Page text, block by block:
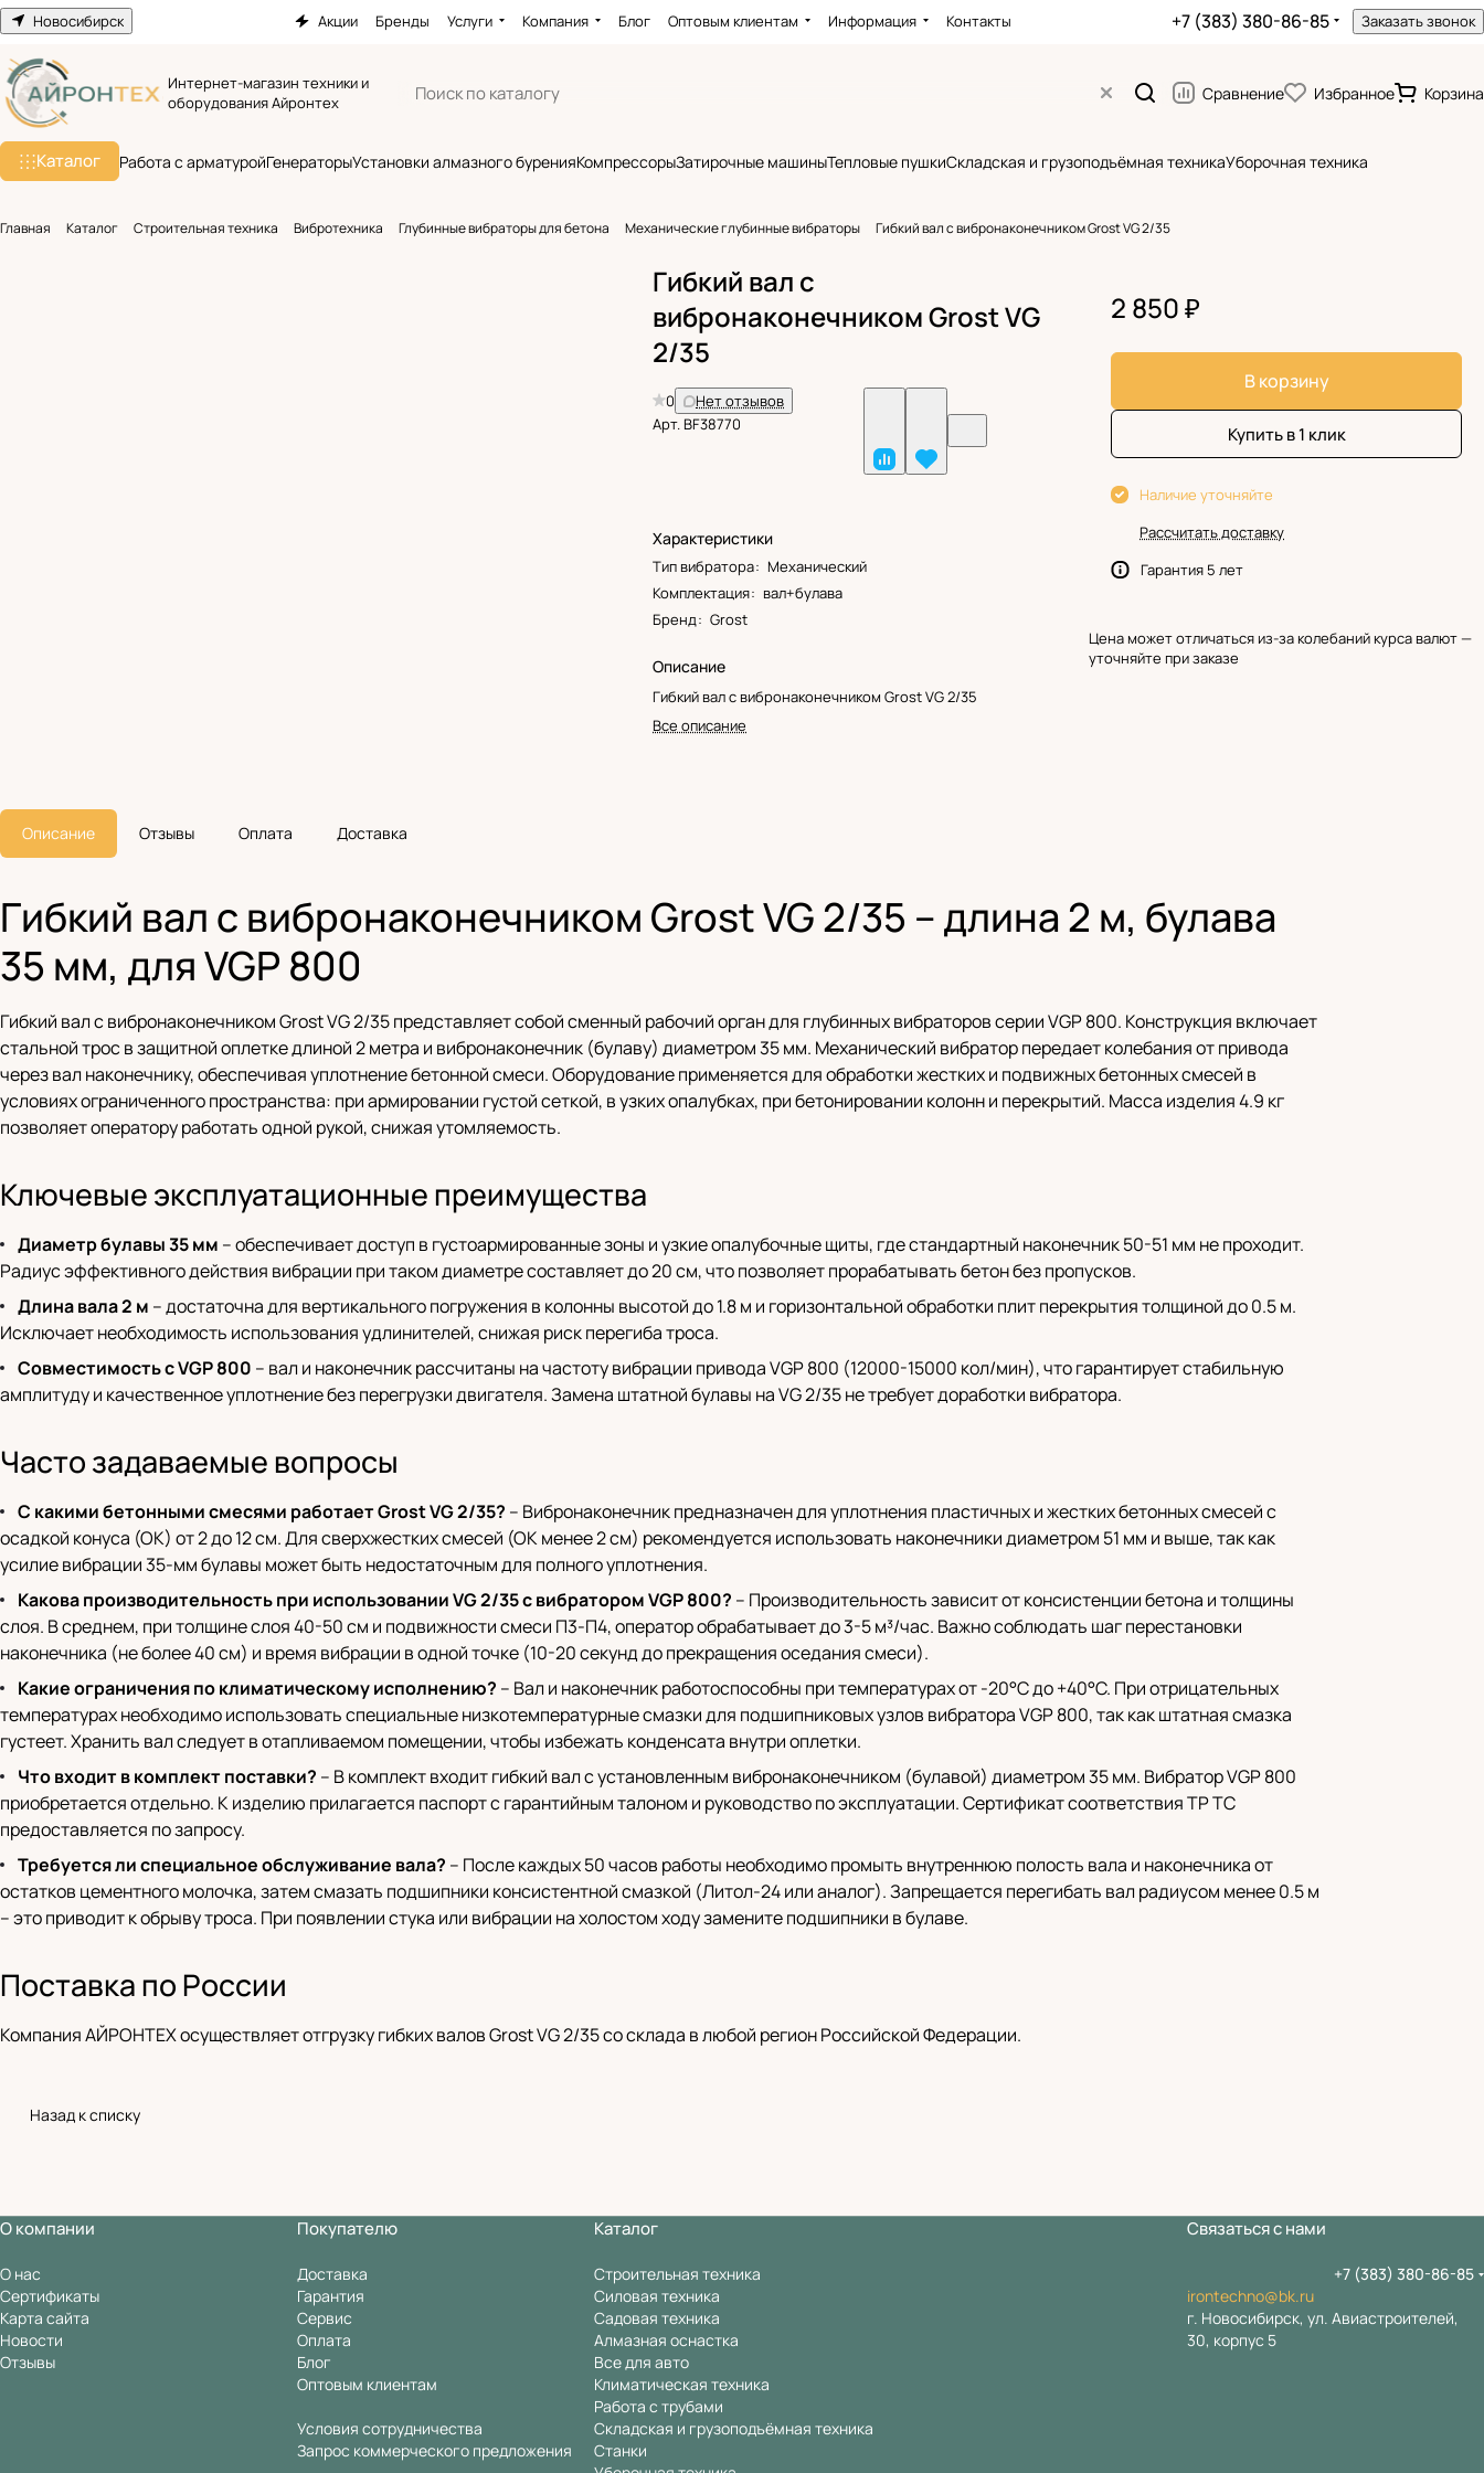
Новосибирск Акции Бренды Услуги Компания Блог Оптовым клиентам Информация Контакты +7 (383) 380-86-85 Заказать звонок
Интернет-магазин техники и
оборудования Айронтех
Сравнение Избранное Корзина
Каталог Работа с арматуройГенераторыУстановки алмазного буренияКомпрессорыЗатирочные машиныТепловые пушкиСкладская и грузоподъёмная техникаУборочная техника
Главная Каталог Строительная техника Вибротехника Глубинные вибраторы для бетона Механические глубинные вибраторы Гибкий вал с вибронаконечником Grost VG 2/35
Гибкий вал с
вибронаконечником Grost VG
2/35
0
Нет отзывов
Арт.BF38770
Характеристики
Тип вибратора: Механический
Комплектация: вал+булава
Бренд: Grost
Описание
Гибкий вал с вибронаконечником Grost VG 2/35
Все описание
2 850 ₽
В корзину
Купить в 1 клик
Наличие уточняйте
Рассчитать доставку
Гарантия 5 лет
Цена может отличаться из-за колебаний курса валют —
уточняйте при заказе
Описание Отзывы Оплата Доставка
Гибкий вал с вибронаконечником Grost VG 2/35 – длина 2 м, булава
35 мм, для VGP 800
Гибкий вал с вибронаконечником Grost VG 2/35 представляет собой сменный рабочий орган для глубинных вибраторов серии VGP 800. Конструкция включает
стальной трос в защитной оплетке длиной 2 метра и вибронаконечник (булаву) диаметром 35 мм. Механический вибратор передает колебания от привода
через вал наконечнику, обеспечивая уплотнение бетонной смеси. Оборудование применяется для обработки жестких и подвижных бетонных смесей в
условиях ограниченного пространства: при армировании густой сеткой, в узких опалубках, при бетонировании колонн и перекрытий. Масса изделия 4.9 кг
позволяет оператору работать одной рукой, снижая утомляемость.
Ключевые эксплуатационные преимущества
Диаметр булавы 35 мм – обеспечивает доступ в густоармированные зоны и узкие опалубочные щиты, где стандартный наконечник 50-51 мм не проходит.
Радиус эффективного действия вибрации при таком диаметре составляет до 20 см, что позволяет прорабатывать бетон без пропусков.
Длина вала 2 м – достаточна для вертикального погружения в колонны высотой до 1.8 м и горизонтальной обработки плит перекрытия толщиной до 0.5 м.
Исключает необходимость использования удлинителей, снижая риск перегиба троса.
Совместимость с VGP 800 – вал и наконечник рассчитаны на частоту вибрации привода VGP 800 (12000-15000 кол/мин), что гарантирует стабильную
амплитуду и качественное уплотнение без перегрузки двигателя. Замена штатной булавы на VG 2/35 не требует доработки вибратора.
Часто задаваемые вопросы
С какими бетонными смесями работает Grost VG 2/35? – Вибронаконечник предназначен для уплотнения пластичных и жестких бетонных смесей с
осадкой конуса (ОК) от 2 до 12 см. Для сверхжестких смесей (ОК менее 2 см) рекомендуется использовать наконечники диаметром 51 мм и выше, так как
усилие вибрации 35-мм булавы может быть недостаточным для полного уплотнения.
Какова производительность при использовании VG 2/35 с вибратором VGP 800? – Производительность зависит от консистенции бетона и толщины
слоя. В среднем, при толщине слоя 40-50 см и подвижности смеси П3-П4, оператор обрабатывает до 3-5 м³/час. Важно соблюдать шаг перестановки
наконечника (не более 40 см) и время вибрации в одной точке (10-20 секунд до прекращения оседания смеси).
Какие ограничения по климатическому исполнению? – Вал и наконечник работоспособны при температурах от -20°C до +40°C. При отрицательных
температурах необходимо использовать специальные низкотемпературные смазки для подшипниковых узлов вибратора VGP 800, так как штатная смазка
густеет. Хранить вал следует в отапливаемом помещении, чтобы избежать конденсата внутри оплетки.
Что входит в комплект поставки? – В комплект входит гибкий вал с установленным вибронаконечником (булавой) диаметром 35 мм. Вибратор VGP 800
приобретается отдельно. К изделию прилагается паспорт с гарантийным талоном и руководство по эксплуатации. Сертификат соответствия ТР ТС
предоставляется по запросу.
Требуется ли специальное обслуживание вала? – После каждых 50 часов работы необходимо промыть внутреннюю полость вала и наконечника от
остатков цементного молочка, затем смазать подшипники консистентной смазкой (Литол-24 или аналог). Запрещается перегибать вал радиусом менее 0.5 м
– это приводит к обрыву троса. При появлении стука или вибрации на холостом ходу замените подшипники в булаве.
Поставка по России
Компания АЙРОНТЕХ осуществляет отгрузку гибких валов Grost VG 2/35 со склада в любой регион Российской Федерации.
Назад к списку
О компании
О нас
Сертификаты
Карта сайта
Новости
Отзывы
Покупателю
Доставка
Гарантия
Сервис
Оплата
Блог
Оптовым клиентам
Условия сотрудничества
Запрос коммерческого предложения
Каталог
Строительная техника
Силовая техника
Садовая техника
Алмазная оснастка
Все для авто
Климатическая техника
Работа с трубами
Складская и грузоподъёмная техника
Станки
Связаться с нами
+7 (383) 380-86-85
irontechno@bk.ru
г. Новосибирск, ул. Авиастроителей,
30, корпус 5